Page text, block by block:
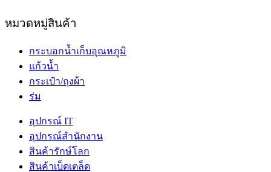
หมวดหมู่สินค้า
กระบอกน้ำเก็บอุณหภูมิ
แก้วน้ำ
กระเป๋า/ถุงผ้า
ร่ม
อุปกรณ์ IT
อุปกรณ์สำนักงาน
สินค้ารักษ์โลก
สินค้าเบ็ดเตล็ด